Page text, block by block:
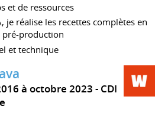
et de ressources
je réalise les recettes complètes en
production
et technique
à octobre 2023 CDI